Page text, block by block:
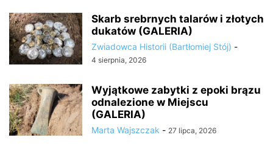
Skarb srebrnych talarów i złotych
dukatów (GALERIA)
Zwiadowca Historii (Bartłomiej Stój) -
4 sierpnia, 2026
Wyjątkowe zabytki z epoki brązu
odnalezione w Miejscu
(GALERIA)
Marta Wajszczak - 27 lipca, 2026